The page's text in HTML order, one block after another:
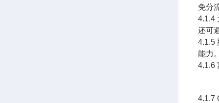
免分
4.1.4
还可
4.1.5
能力
4.1.6
4.1.7